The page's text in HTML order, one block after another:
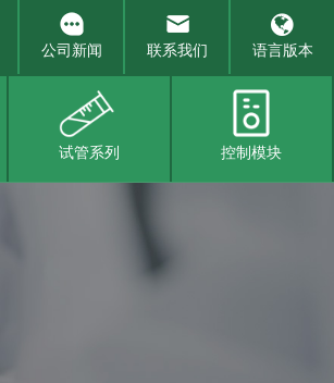
公司新闻 联系我们
试管系列 控制模块
语言版本